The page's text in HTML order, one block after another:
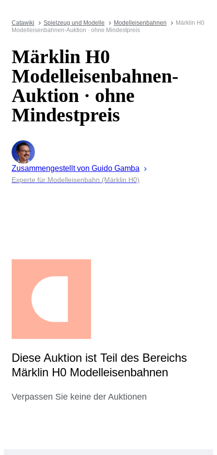
Catawiki Spielzeug und Modelle Modelleisenbahnen
Märklin H0
Modelleisenbahnen-Auktion · ohne Mindestpreis
Märklin H0
Modelleisenbahnen-
Auktion · ohne
Mindestpreis
Zusammengestellt von Guido Gamba
Experte für Modelleisenbahn (Märklin H0)
Diese Auktion ist Teil des Bereichs
Märklin H0 Modelleisenbahnen
Verpassen Sie keine der Auktionen